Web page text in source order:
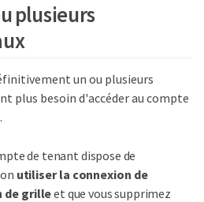
plusieurs
un ou plusieurs
plus besoin d'accéder au compte
de tenant dispose de
utiliser la connexion de
de grilleet que vous supprimez